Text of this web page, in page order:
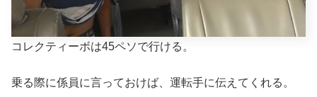
コレクティーボは45ペソで行ける。
乗る際に係員に言っておけば、運転手に伝えてくれる。